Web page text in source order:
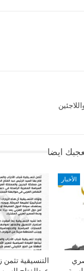
ايضا
التنسيقية تثمن
الأخبار